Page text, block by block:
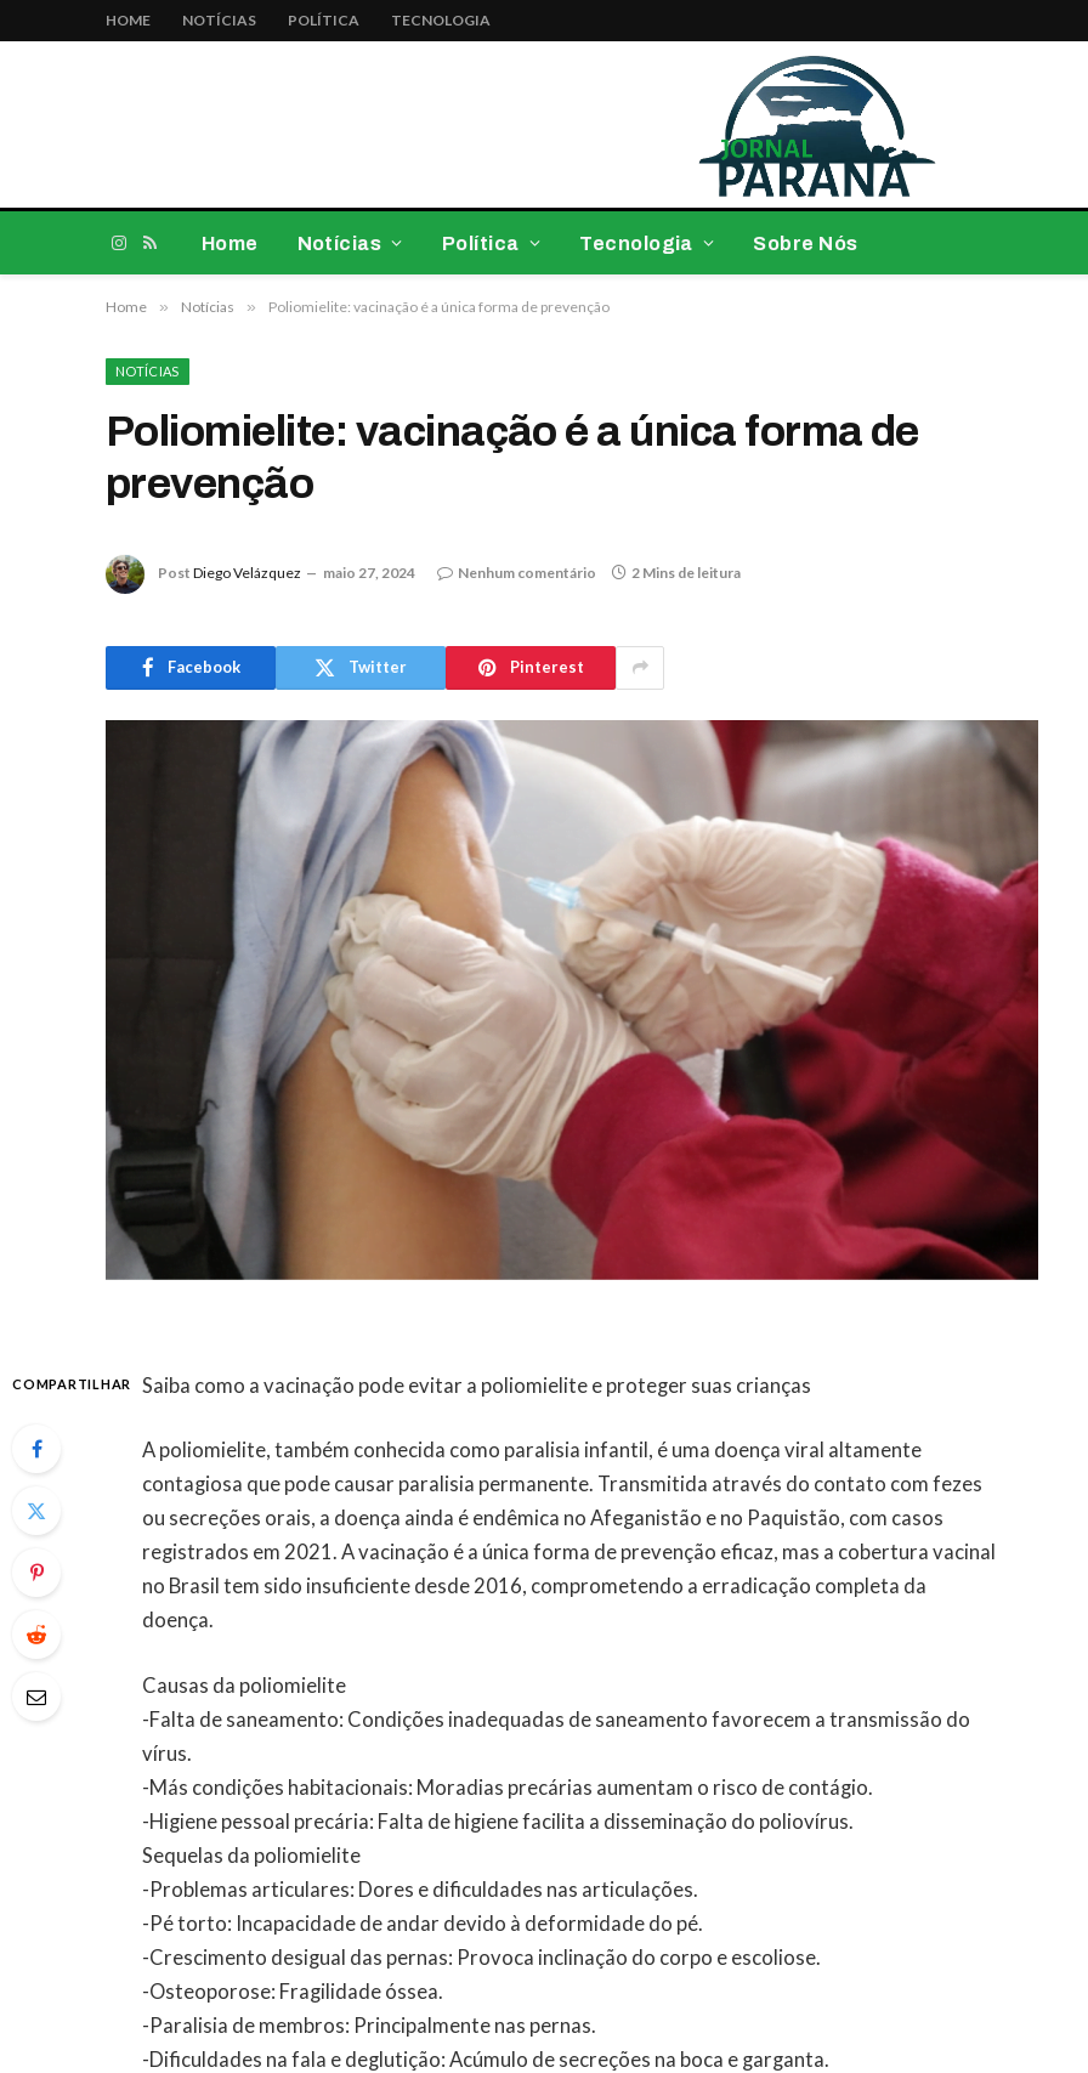
HOME NOTÍCIAS POLÍTICA TECNOLOGIA
Instagram
RSS
Home Notícias Política Tecnologia Sobre Nós
Home » Notícias » Poliomielite: vacinação é a única forma de prevenção
NOTÍCIAS
Poliomielite: vacinação é a única forma de
prevenção
Post Diego Velázquez maio 27, 2024 Nenhum comentário 2 Mins de leitura
Facebook Twitter Pinterest
COMPARTILHAR Saiba como a vacinação pode evitar a poliomielite e proteger suas crianças
A poliomielite, também conhecida como paralisia infantil, é uma doença viral altamente
contagiosa que pode causar paralisia permanente. Transmitida através do contato com fezes
ou secreções orais, a doença ainda é endêmica no Afeganistão e no Paquistão, com casos
registrados em 2021. A vacinação é a única forma de prevenção eficaz, mas a cobertura vacinal
no Brasil tem sido insuficiente desde 2016, comprometendo a erradicação completa da
doença.
Causas da poliomielite
-Falta de saneamento: Condições inadequadas de saneamento favorecem a transmissão do
vírus.
-Más condições habitacionais: Moradias precárias aumentam o risco de contágio.
-Higiene pessoal precária: Falta de higiene facilita a disseminação do poliovírus.
Sequelas da poliomielite
-Problemas articulares: Dores e dificuldades nas articulações.
-Pé torto: Incapacidade de andar devido à deformidade do pé.
-Crescimento desigual das pernas: Provoca inclinação do corpo e escoliose.
-Osteoporose: Fragilidade óssea.
-Paralisia de membros: Principalmente nas pernas.
-Dificuldades na fala e deglutição: Acúmulo de secreções na boca e garganta.